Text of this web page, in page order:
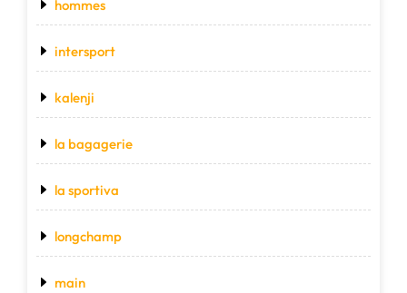
hommes
intersport
kalenji
la bagagerie
la sportiva
longchamp
main